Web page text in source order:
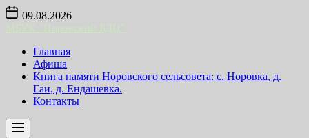
Skip
content
09.08.2026
Главная
Афиша
Книга памяти Норовского сельсовета: с. Норовка, д.
Гаи, д. Ендашевка.
Контакты